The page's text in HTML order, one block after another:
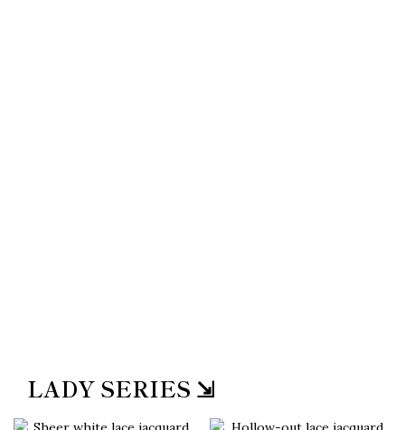
LADY SERIES ⇲